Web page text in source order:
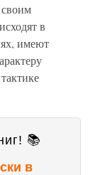
в
имеют
📚
в